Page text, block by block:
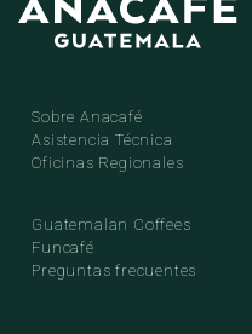
Sobre Anacafé
Asistencia Técnica
Oficinas Regionales
Guatemalan Coffees
Funcafé
Preguntas frecuentes